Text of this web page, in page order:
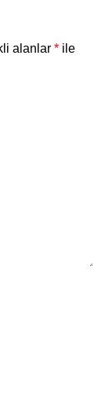
alanlar * ile